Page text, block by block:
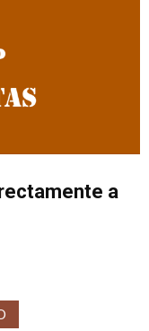
a